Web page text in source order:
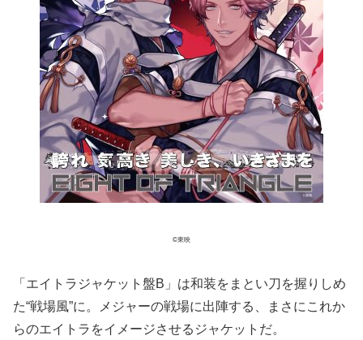
©東映
「エイトラジャケット盤B」は和装をまとい刀を握りしめ
た“戦場風”に。メジャーの戦場に出陣する、まさにこれか
らのエイトラをイメージさせるジャケットだ。